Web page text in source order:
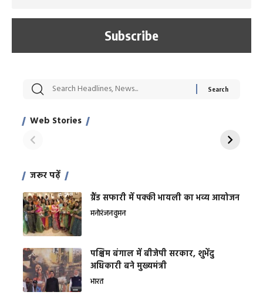
Web Stories
सट्टेबाजी में अरेस्ट हुए
साहिल खान
रोज एक कच्चे लहसुन
जरूर पढ़ें
ग्रैंड सफारी में पक्की भायली का भव्य आयोजन
मनोरंजनवुमन
पश्चिम बंगाल में बीजेपी सरकार, शुभेंदु
अधिकारी बने मुख्यमंत्री
भारत